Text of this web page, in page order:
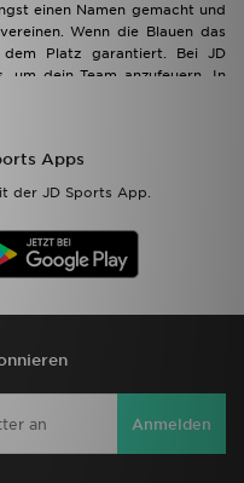
einen Namen gemacht und
Wenn die Blauen das
Platz garantiert. Bei JD
um dein Team anzufeuern. In
Apps
der JD Sports App.
Anmelden